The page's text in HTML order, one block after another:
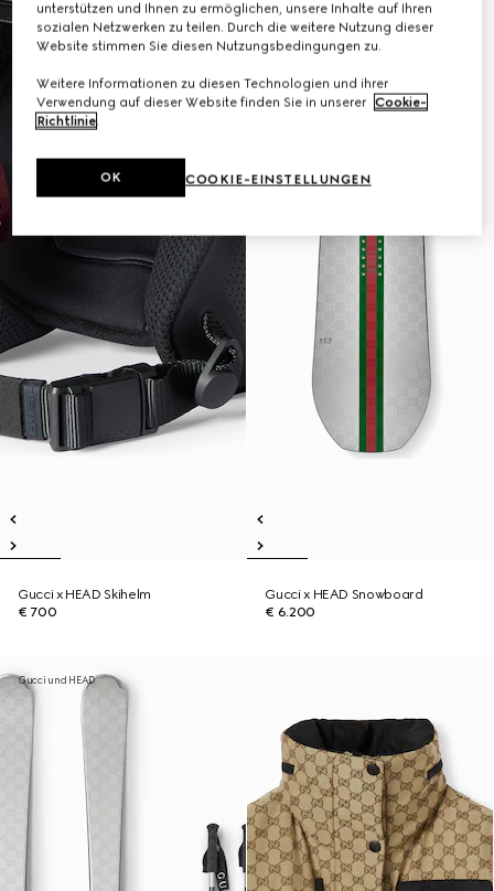
Gucci x HEAD Skihelm
€ 700
Gucci x HEAD Snowboard
€ 6.200
Gucci und HEAD
unterstützen und Ihnen zu ermöglichen, unsere Inhalte auf Ihren
sozialen Netzwerken zu teilen. Durch die weitere Nutzung dieser
Website stimmen Sie diesen Nutzungsbedingungen zu.
Weitere Informationen zu diesen Technologien und ihrer
Verwendung auf dieser Website finden Sie in unserer Cookie-
Richtlinie.
COOKIE-EINSTELLUNGEN
OK